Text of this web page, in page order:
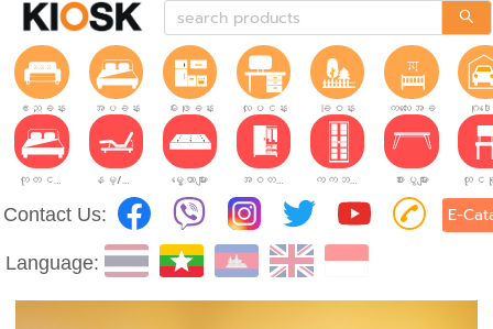
ဧည့်ခန်း အိပ်ခန်း မီးဖိုခန်း လုပ်ငန်းခွင် ခြံဝန်း ကလေးအခန်း ဂိုဒ
ကုတင်များ နိမ့်/မြင့်ချိန်ညှိနိုင်သော ကုတင်များ မွေ့ယာများ အဝတ်အစားဗီဒိုများ ကက်ဘိနက်ဗီဒိုများ စားပွဲများ
Contact Us: E-
Language: